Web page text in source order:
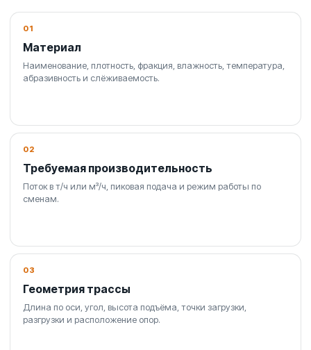
01
Материал
Наименование, плотность, фракция, влажность, температура,
абразивность и слёживаемость.
02
Требуемая производительность
Поток в т/ч или м³/ч, пиковая подача и режим работы по
сменам.
03
Геометрия трассы
Длина по оси, угол, высота подъёма, точки загрузки,
разгрузки и расположение опор.